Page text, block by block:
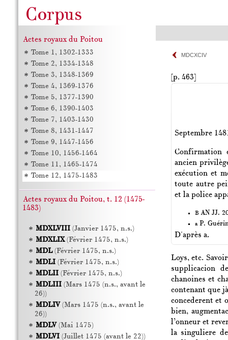
MDCXCIV
[p. 463]
Septembre
Confirmation
ancien
exécution et
toute autre
et la police
B AN JJ.
aP.
D'après a.
Loys, etc.
supplicacion
chanoines et
contenant que
concederent et
bien,
l’onneur et
la singuliere
Actes royaux du Poitou
Tome 1, 1302-1333
Tome 2, 1334-1348
Tome 3, 1348-1369
Tome 4, 1369-1376
Tome 5, 1377-1390
Tome 6, 1390-1403
Tome 7, 1403-1430
Tome 8, 1431-1447
Tome 9, 1447-1456
Tome 10, 1456-1464
Tome 11, 1465-1474
Tome 12, 1475-1483
Actes royaux du Poitou, t. 12 (1475-
1483)
MDXLVIII(Janvier 1475, n.s.)
MDXLIX(Février 1475, n.s.)
MDL(Février 1475, n.s.)
MDLI(Février 1475, n.s.)
MDLII(Février 1475, n.s.)
MDLIII(Mars 1475 (n.s., avant le
26))
MDLIV(Mars 1475 (n.s., avant le
26))
MDLV(Mai 1475)
MDLVI(Juillet 1475 (avant le 22))